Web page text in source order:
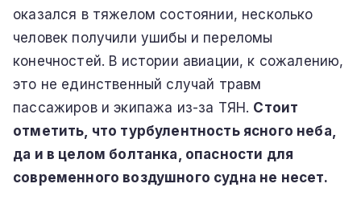
оказался в тяжелом состоянии, несколько
человек получили ушибы и переломы
конечностей. В истории авиации, к сожалению,
это не единственный случай травм
пассажиров и экипажа из-за ТЯН. Стоит
отметить, что турбулентность ясного неба,
да и в целом болтанка, опасности для
современного воздушного судна не несет.